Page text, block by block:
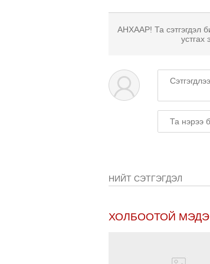
АНХААР! Та сэтгэгдэл
устгах
НИЙТ СЭТГЭГДЭЛ
ХОЛБООТОЙ